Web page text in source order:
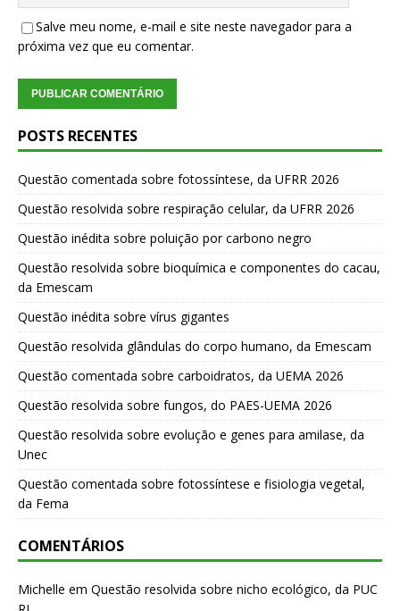
Salve meu nome, e-mail e site neste navegador para a
próxima vez que eu comentar.
POSTS RECENTES
Questão comentada sobre fotossíntese, da UFRR 2026
Questão resolvida sobre respiração celular, da UFRR 2026
Questão inédita sobre poluição por carbono negro
Questão resolvida sobre bioquímica e componentes do cacau,
da Emescam
Questão inédita sobre vírus gigantes
Questão resolvida glândulas do corpo humano, da Emescam
Questão comentada sobre carboidratos, da UEMA 2026
Questão resolvida sobre fungos, do PAES-UEMA 2026
Questão resolvida sobre evolução e genes para amilase, da
Unec
Questão comentada sobre fotossíntese e fisiologia vegetal,
da Fema
COMENTÁRIOS
Michelle em Questão resolvida sobre nicho ecológico, da PUC